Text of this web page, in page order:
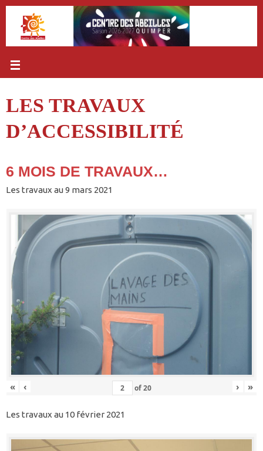
Passer
contenu
LES TRAVAUX
D’ACCESSIBILITÉ
6 MOIS DE TRAVAUX…
Les travaux au 9 mars 2021
« ‹ of20 › »
Les travaux au 10 février 2021